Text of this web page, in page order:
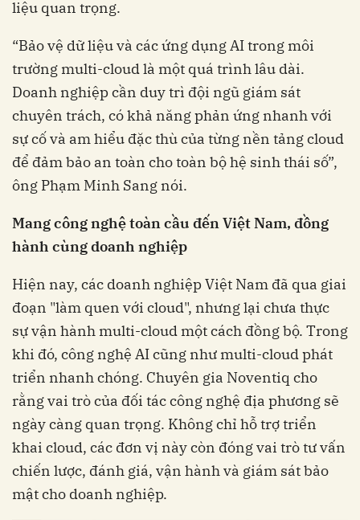
liệu quan trọng.
“Bảo vệ dữ liệu và các ứng dụng AI trong môi
trường multi-cloud là một quá trình lâu dài.
Doanh nghiệp cần duy trì đội ngũ giám sát
chuyên trách, có khả năng phản ứng nhanh với
sự cố và am hiểu đặc thù của từng nền tảng cloud
để đảm bảo an toàn cho toàn bộ hệ sinh thái số”,
ông Phạm Minh Sang nói.
Mang công nghệ toàn cầu đến Việt Nam, đồng
hành cùng doanh nghiệp
Hiện nay, các doanh nghiệp Việt Nam đã qua giai
đoạn "làm quen với cloud", nhưng lại chưa thực
sự vận hành multi-cloud một cách đồng bộ. Trong
khi đó, công nghệ AI cũng như multi-cloud phát
triển nhanh chóng. Chuyên gia Noventiq cho
rằng vai trò của đối tác công nghệ địa phương sẽ
ngày càng quan trọng. Không chỉ hỗ trợ triển
khai cloud, các đơn vị này còn đóng vai trò tư vấn
chiến lược, đánh giá, vận hành và giám sát bảo
mật cho doanh nghiệp.